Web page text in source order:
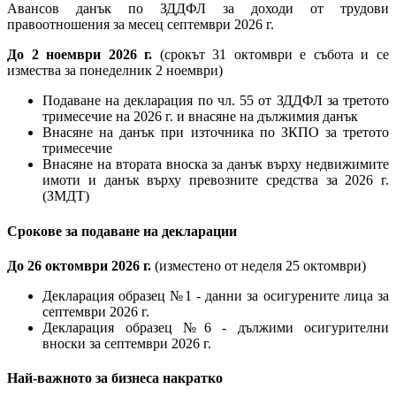
Авансов данък по ЗДДФЛ за доходи от трудови
правоотношения за месец септември 2026 г.
До 2 ноември 2026 г. (срокът 31 октомври е събота и се
измества за понеделник 2 ноември)
Подаване на декларация по чл. 55 от ЗДДФЛ за третото
тримесечие на 2026 г. и внасяне на дължимия данък
Внасяне на данък при източника по ЗКПО за третото
тримесечие
Внасяне на втората вноска за данък върху недвижимите
имоти и данък върху превозните средства за 2026 г.
(ЗМДТ)
Срокове за подаване на декларации
До 26 октомври 2026 г. (изместено от неделя 25 октомври)
Декларация образец №1 - данни за осигурените лица за
септември 2026 г.
Декларация образец №6 - дължими осигурителни
вноски за септември 2026 г.
Най-важното за бизнеса накратко